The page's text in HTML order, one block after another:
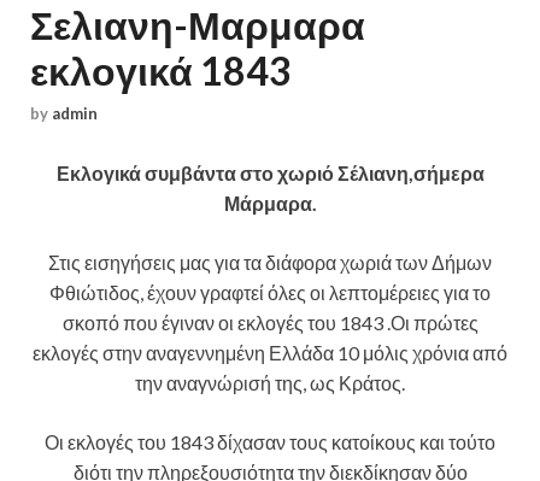
Σελιανη-Μαρμαρα
εκλογικά 1843
by admin
Εκλογικά συμβάντα στο χωριό Σέλιανη,σήμερα
Μάρμαρα.
Στις εισηγήσεις μας για τα διάφορα χωριά των Δήμων
Φθιώτιδος, έχουν γραφτεί όλες οι λεπτομέρειες για το
σκοπό που έγιναν οι εκλογές του 1843 .Οι πρώτες
εκλογές στην αναγεννημένη Ελλάδα 10 μόλις χρόνια από
την αναγνώρισή της, ως Κράτος.
Οι εκλογές του 1843 δίχασαν τους κατοίκους και τούτο
διότι την πληρεξουσιότητα την διεκδίκησαν δύο